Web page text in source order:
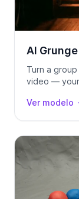
AI
Turn a
video — your
Ver modelo